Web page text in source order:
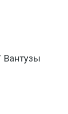
Вантузы